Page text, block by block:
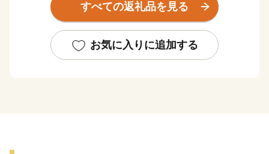
古くから「お札と切手以外は何でも揃う」と言われるほ
また、紙・パルプ製品分野における自治体別「製造品出
すべての返礼品を見る
お気に入りに追加する